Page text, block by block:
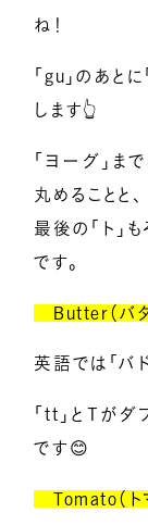
ね！
「gu」のあと
します👆
「ヨーグ」ま
丸めることと、
最後の「ト」
です。
Butter（バ
英語では「バ
「tt」とＴが
です😊
Tomato（ト